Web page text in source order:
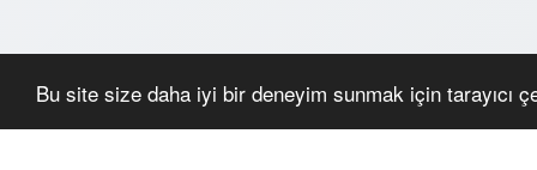
Bu site size daha iyi bir deneyim sunmak için tarayıcı